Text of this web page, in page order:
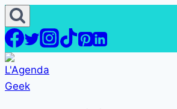
Aller
au
contenu